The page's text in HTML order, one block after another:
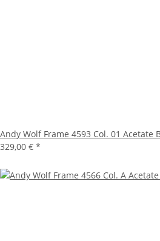
Andy Wolf Frame 4593 Col. 01 Acetate
329,00 € *